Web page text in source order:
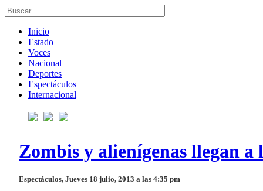
Inicio
Estado
Voces
Nacional
Deportes
Espectáculos
Internacional
Zombis y alienígenas llegan a
Espectáculos, Jueves 18 julio, 2013 a las 4:35 pm